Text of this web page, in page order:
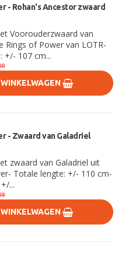
- Rohan's Ancestor zwaard
Voorouderzwaard van
Rings of Power van LOTR-
+/- 107 cm...
- Zwaard van Galadriel
zwaard van Galadriel uit
Totale lengte: +/- 110 cm-
...